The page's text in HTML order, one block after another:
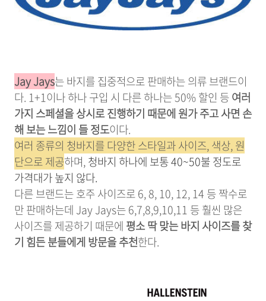
Jay Jays는 바지를 집중적으로 판매하는 의류 브랜드이
다. 1+1이나 하나 구입 시 다른 하나는 50% 할인 등여러
가지 스페셜을 상시로 진행하기 때문에 원가 주고 사면 손
해 보는 느낌이 들 정도이다.
여러 종류의 청바지를 다양한 스타일과 사이즈, 색상, 원
단으로 제공하며,청바지 하나에 보통 40~50불 정도로
가격대가 높지 않다.
다른 브랜드는 호주 사이즈로 6, 8, 10, 12, 14 등 짝수로
만 판매하는데 Jay Jays는 6,7,8,9,10,11 등 훨씬 많은
사이즈를 제공하기 때문에 평소 딱 맞는 바지 사이즈를 찾
기 힘든 분들에게 방문을 추천한다.